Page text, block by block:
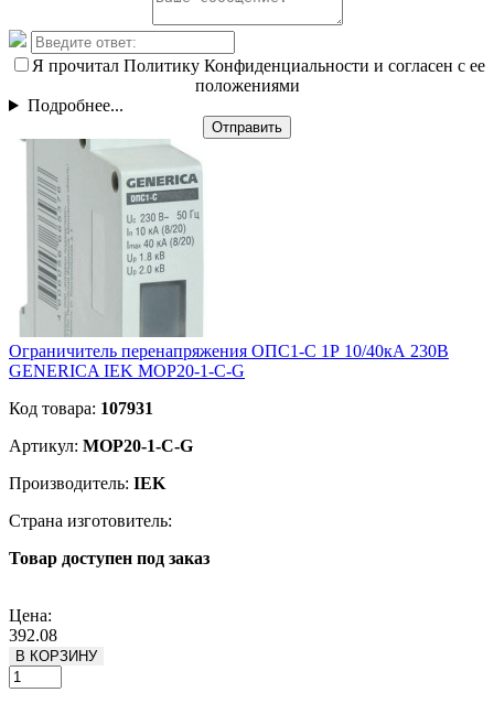
Я прочитал Политику Конфиденциальности и согласен с ее
положениями
Подробнее...
Отправить
Ограничитель перенапряжения ОПС1-C 1Р 10/40кА 230В
GENERICA IEK MOP20-1-C-G
Код товара: 107931
Артикул: MOP20-1-C-G
Производитель: IEK
Страна изготовитель:
Товар доступен под заказ
Цена:
392.08
В КОРЗИНУ